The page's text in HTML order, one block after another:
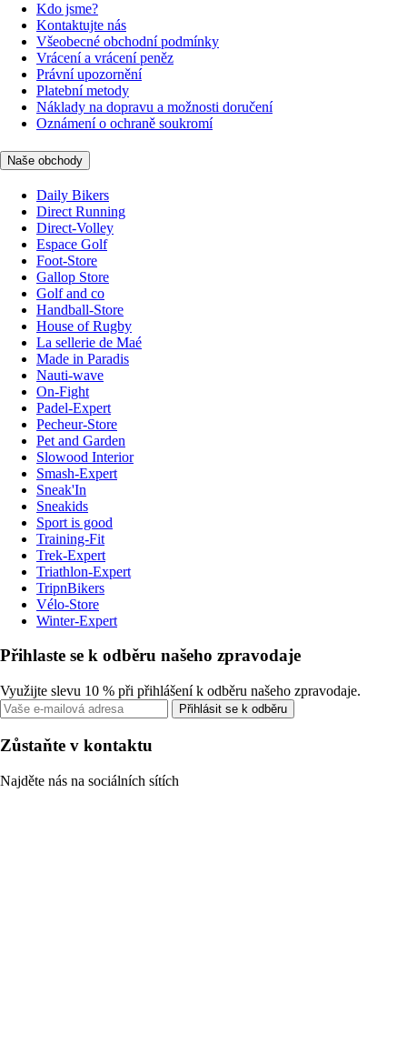
Kdo jsme?
Kontaktujte nás
Všeobecné obchodní podmínky
Vrácení a vrácení peněz
Právní upozornění
Platební metody
Náklady na dopravu a možnosti doručení
Oznámení o ochraně soukromí
Naše obchody
Daily Bikers
Direct Running
Direct-Volley
Espace Golf
Foot-Store
Gallop Store
Golf and co
Handball-Store
House of Rugby
La sellerie de Maé
Made in Paradis
Nauti-wave
On-Fight
Padel-Expert
Pecheur-Store
Pet and Garden
Slowood Interior
Smash-Expert
Sneak'In
Sneakids
Sport is good
Training-Fit
Trek-Expert
Triathlon-Expert
TripnBikers
Vélo-Store
Winter-Expert
Přihlaste se k odběru našeho zpravodaje
Využijte slevu 10 % při přihlášení k odběru našeho zpravodaje.
Přihlásit se k odběru
Zůstaňte v kontaktu
Najděte nás na sociálních sítích